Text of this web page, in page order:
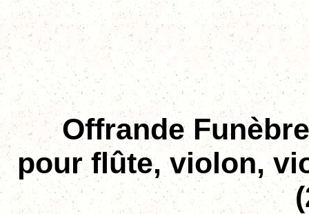
Offrande
pour flûte, violon,